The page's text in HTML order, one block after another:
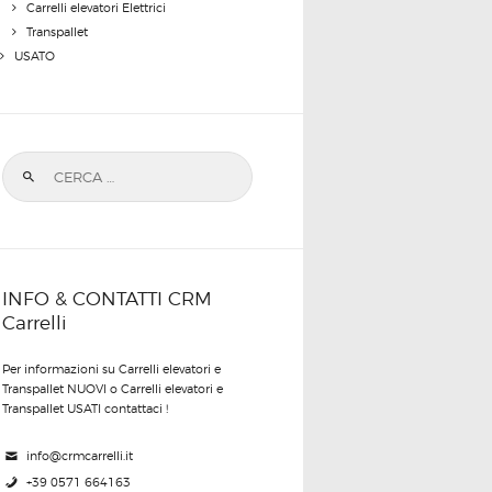
Carrelli elevatori Elettrici
Transpallet
USATO
Ricerca per:
INFO & CONTATTI CRM
Carrelli
Per informazioni su Carrelli elevatori e
Transpallet NUOVI o Carrelli elevatori e
Transpallet USATI contattaci !
info@crmcarrelli.it
+39 0571 664163